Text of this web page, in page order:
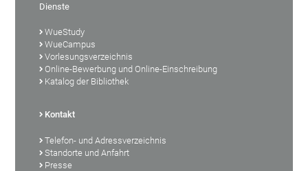
Dienste
WueStudy
WueCampus
Vorlesungsverzeichnis
Online-Bewerbung und Online-Einschreibung
Katalog der Bibliothek
Kontakt
Telefon- und Adressverzeichnis
Standorte und Anfahrt
Presse